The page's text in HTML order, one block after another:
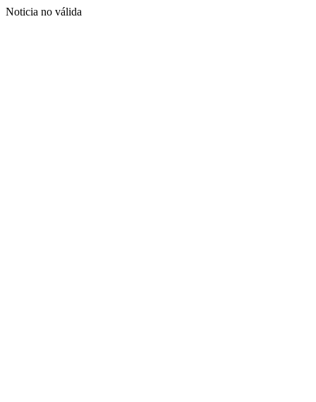
Noticia no válida